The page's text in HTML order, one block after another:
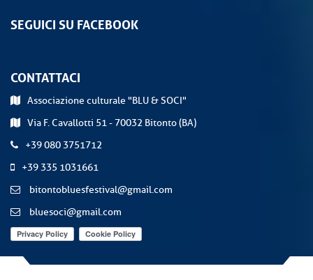
SEGUICI SU FACEBOOK
CONTATTACI
Associazione culturale "BLU & SOCI"
Via F. Cavallotti 51 - 70032 Bitonto (BA)
+39 080 3751712
+39 335 1031661
bitontobluesfestival@gmail.com
bluesoci@gmail.com